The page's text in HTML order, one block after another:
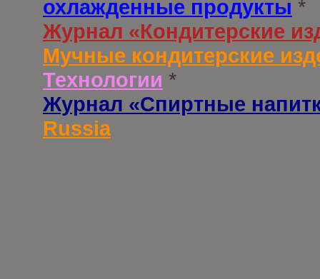
охлажденные продукты *
Журнал «Кондитерские
Мучные кондитерские
Технологии *
Журнал «Спиртные
Russia